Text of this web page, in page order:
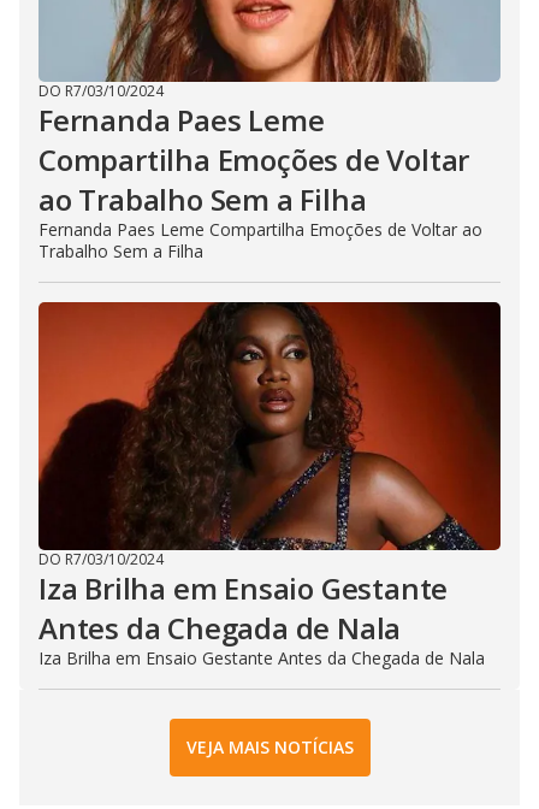
DO R7/03/10/2024
Fernanda Paes Leme
Compartilha Emoções de Voltar
ao Trabalho Sem a Filha
Fernanda Paes Leme Compartilha Emoções de Voltar ao
Trabalho Sem a Filha
DO R7/03/10/2024
Iza Brilha em Ensaio Gestante
Antes da Chegada de Nala
Iza Brilha em Ensaio Gestante Antes da Chegada de Nala
VEJA MAIS NOTÍCIAS